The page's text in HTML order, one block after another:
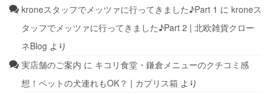
kroneスタッフでメッツァに行ってきました♪Part 1 に kroneス
タッフでメッツァに行ってきました♪Part 2 | 北欧雑貨クロー
ネBlog より
実店舗のご案内 に キコリ食堂・鎌倉メニューのクチコミ感
想！ペットの犬連れもOK？ | カプリス箱 より